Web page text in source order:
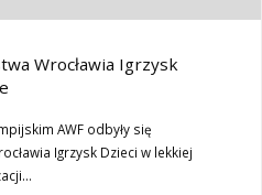
Wrocławia Igrzysk
AWF odbyły się
Igrzysk Dzieci w lekkiej